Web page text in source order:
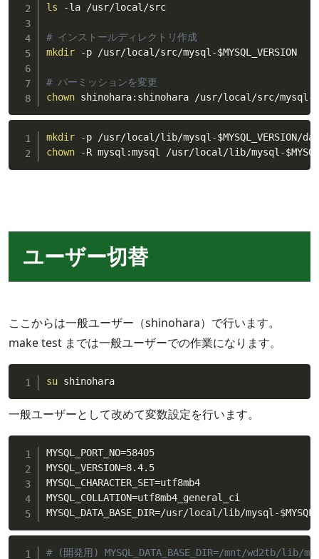
ls -la /usr/local/src
# インストールディレクトリ作成
mkdir -p /usr/local/src/mysql-$MYSQL_VERSION
# パーミッションを変更
chown shinohara:shinohara /usr/local/src/mysql-
mkdir -p /usr/local/lib/mysql-$MYSQL_VERSION
chown -R mysql:mysql /usr/local/lib/mysql-
ユーザー切替
ここからは一般ユーザー（shinohara）で行います。
make test までは一般ユーザーでの作業になります。
su shinohara
一般ユーザーとして改めて変数設定を行います。
MYSQL_PORT_NO=58405
MYSQL_VERSION=8.4.5
MYSQL_CHARACTER_SET=utf8mb4
MYSQL_COLLATION=utf8mb4_general_ci
MYSQL_DATA_BASE_DIR=/usr/local/lib/mysql-
# (開発用) MYSQL_DATA_BASE_DIR=/mnt/wd2tb/lib/